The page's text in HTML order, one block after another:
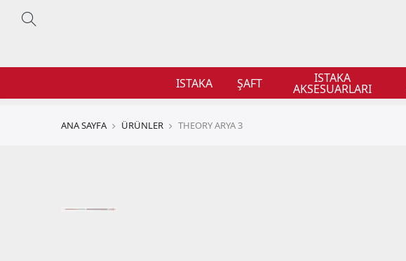
ISTAKA ŞAFT ISTAKA
AKSESUARLARI
ANA SAYFA ÜRÜNLER THEORY ARYA 3